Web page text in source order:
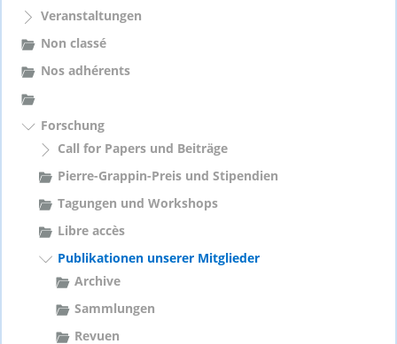
Veranstaltungen
Non classé
Nos adhérents
Forschung
Call for Papers und Beiträge
Pierre-Grappin-Preis und Stipendien
Tagungen und Workshops
Libre accès
Publikationen unserer Mitglieder
Archive
Sammlungen
Revuen